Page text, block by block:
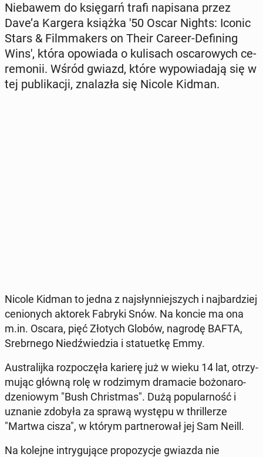
Nie­ba­wem do księ­garń trafi na­pi­sa­na przez
Dave’a Kargera książka '50 Oscar Nights: Iconic
Stars & Film­ma­kers on Their Career-De­fi­ning
Wins', która opo­wia­da o ku­li­sach osca­ro­wych ce­
re­mo­nii. Wśród gwiazd, które wy­po­wia­da­ją się w
tej pu­bli­ka­cji, zna­la­zła się Nicole Kidman.
Nicole Kidman to jedna z naj­słyn­niej­szych i naj­bar­dziej
ce­nio­nych aktorek Fabryki Snów. Na koncie ma ona
m.in. Oscara, pięć Złotych Globów, nagrodę BAFTA,
Srebr­ne­go Niedź­wie­dzia i sta­tu­et­kę Emmy.
Au­stra­lij­ka roz­po­czę­ła karierę już w wieku 14 lat, otrzy­
mu­jąc główną rolę w ro­dzi­mym dra­ma­cie bo­żo­na­ro­
dze­nio­wym "Bush Chri­st­mas". Dużą po­pu­lar­ność i
uznanie zdobyła za sprawą występu w thril­le­rze
"Martwa cisza", w którym part­ne­ro­wał jej Sam Neill.
Na kolejne in­try­gu­ją­ce pro­po­zy­cje gwiazda nie